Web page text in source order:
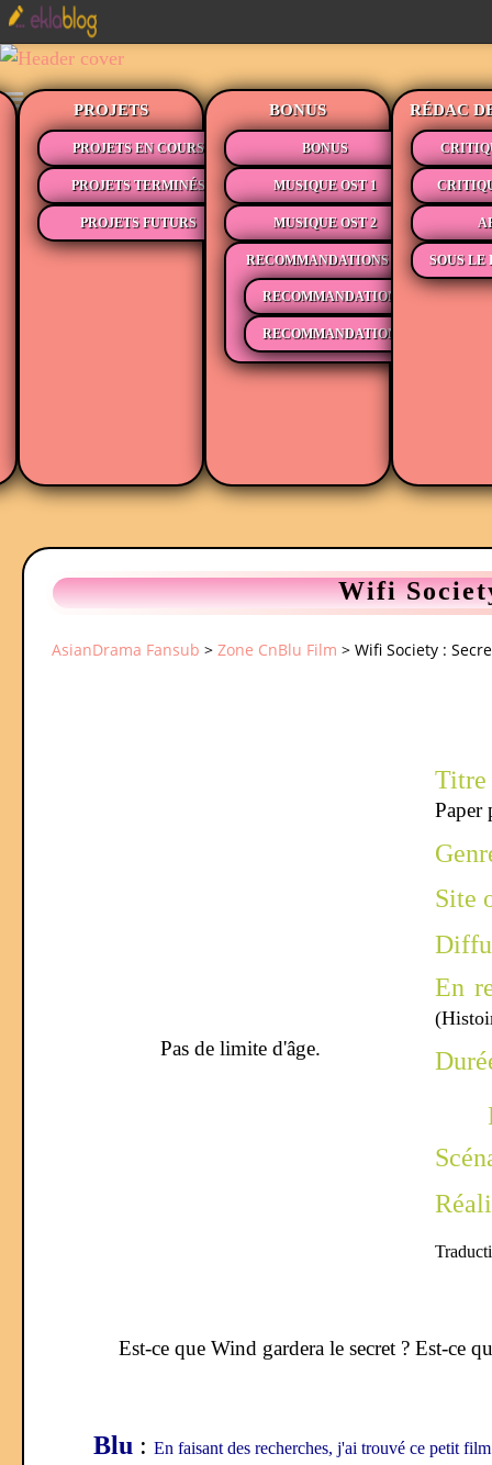
PROJETS
PROJETS EN COURS
PROJETS TERMINÉS
PROJETS FUTURS
BONUS
BONUS
MUSIQUE OST 1
MUSIQUE OST 2
RECOMMANDATIONS
RECOMMANDATIONS MÉDIAS
RECOMMANDATIONS LECTURE
RÉDAC
SOUS
Wifi
AsianDrama Fansub > Zone CnBlu Film > Wifi Society :
Pas de limite d'âge.
Titre
Site
En
Est-ce que Wind gardera le secret ? Est-ce
Blu : En faisant des recherches, j'ai trouvé ce petit